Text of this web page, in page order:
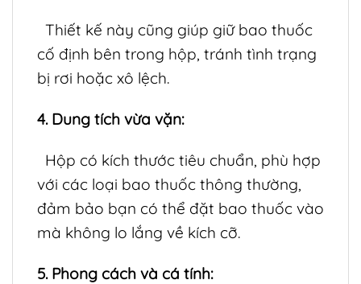
Thiết kế này cũng giúp giữ bao thuốc
cố định bên trong hộp, tránh tình trạng
bị rơi hoặc xô lệch.
4. Dung tích vừa vặn:
Hộp có kích thước tiêu chuẩn, phù hợp
với các loại bao thuốc thông thường,
đảm bảo bạn có thể đặt bao thuốc vào
mà không lo lắng về kích cỡ.
5. Phong cách và cá tính: